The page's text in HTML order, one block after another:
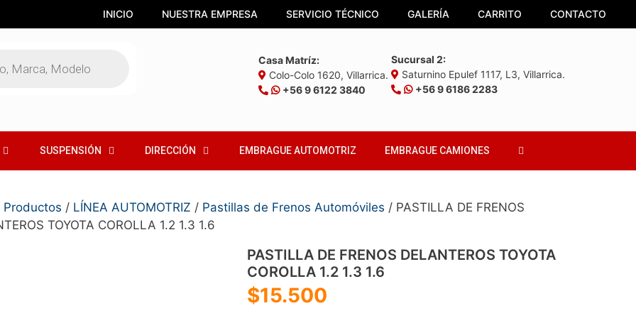
INICIO NUESTRA EMPRESA SERVICIO TÉCNICO GALERÍA CARRITO CONTACTO
Casa Matríz:
Colo-Colo 1620, Villarrica.
+56 9 6122 3840
Sucursal 2:
Saturnino Epulef 1117, L3, Villarrica.
+56 9 6186 2283
SUSPENSIÓN DIRECCIÓN EMBRAGUE AUTOMOTRIZ EMBRAGUE CAMIONES
Productos / LÍNEA AUTOMOTRIZ / Pastillas de Frenos Automóviles / PASTILLA DE FRENOS
TOYOTA COROLLA 1.2 1.3 1.6
PASTILLA DE FRENOS DELANTEROS TOYOTA
COROLLA 1.2 1.3 1.6
$15.500